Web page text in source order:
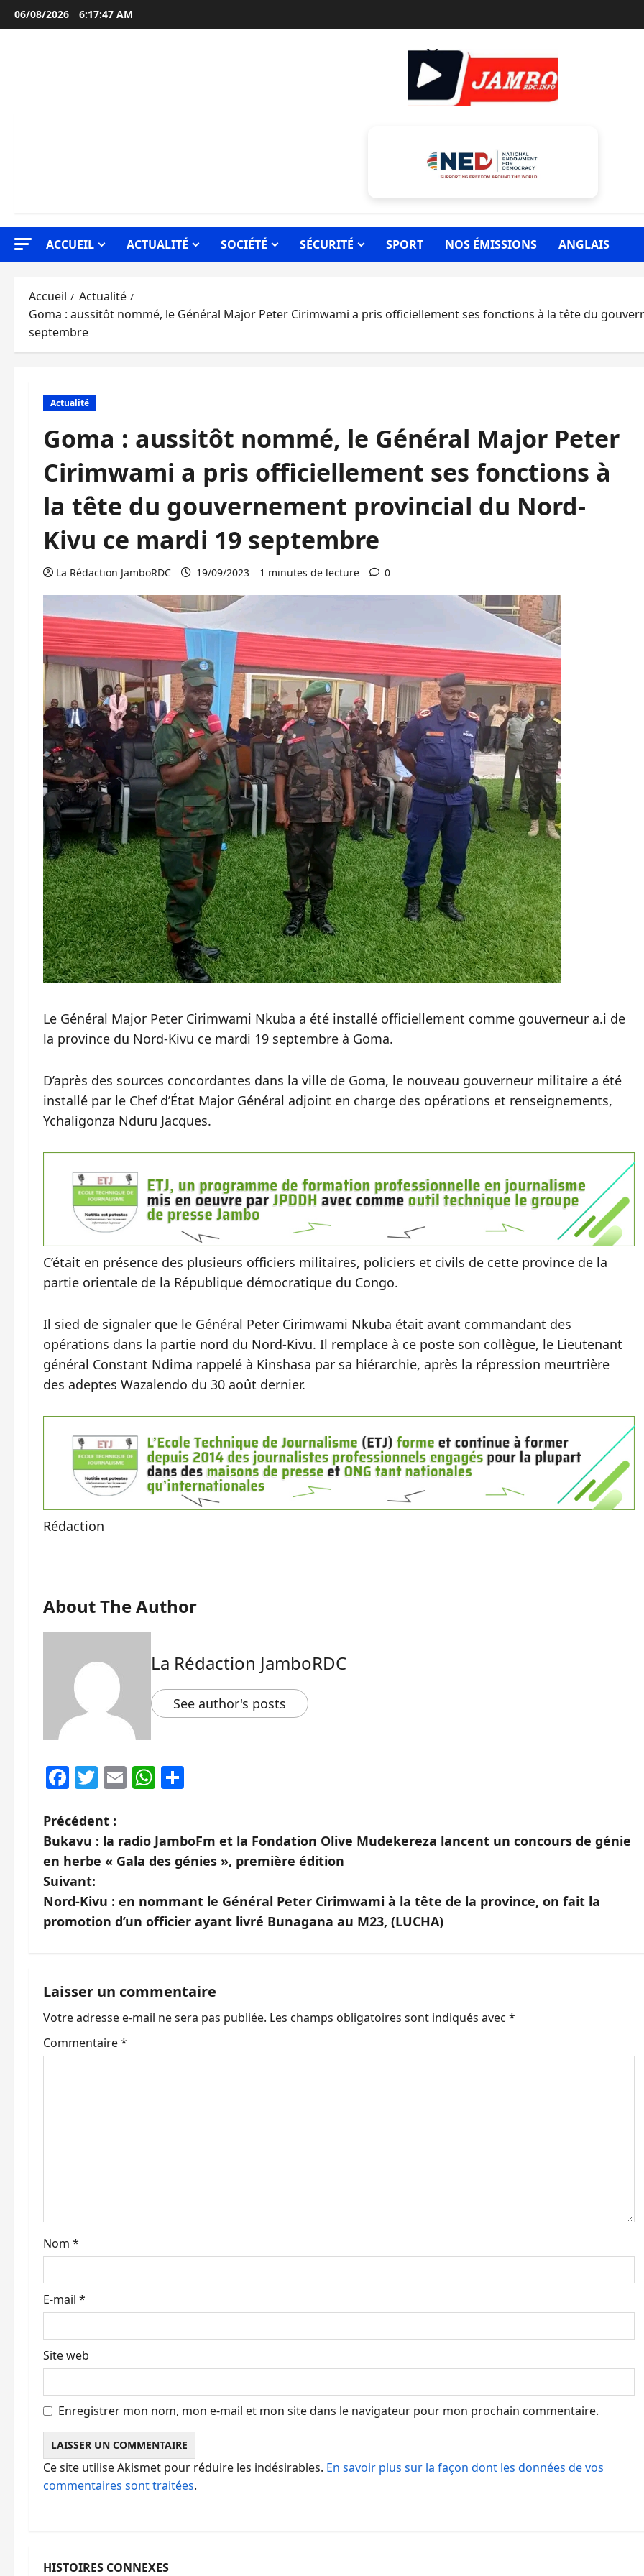
Aller
au
06/08/2026 6:17:48 AM
ACCUEIL ACTUALITÉ SOCIÉTÉ SÉCURITÉ SPORT NOS ÉMISSIONS ANGLAIS
Accueil
Actualité
Goma : aussitôt nommé, le Général Major Peter Cirimwami a pris officiellement ses fonctions à la tête du
septembre
Actualité
Goma : aussitôt nommé, le Général Major Peter
Cirimwami a pris officiellement ses fonctions à
la tête du gouvernement provincial du Nord-
Kivu ce mardi 19 septembre
La Rédaction JamboRDC 19/09/2023 1 minutes de lecture 0
Le Général Major Peter Cirimwami Nkuba a été installé officiellement comme gouverneur a.i de
la province du Nord-Kivu ce mardi 19 septembre à Goma.
D’après des sources concordantes dans la ville de Goma, le nouveau gouverneur militaire a été
installé par le Chef d’État Major Général adjoint en charge des opérations et renseignements,
Ychaligonza Nduru Jacques.
C’était en présence des plusieurs officiers militaires, policiers et civils de cette province de la
partie orientale de la République démocratique du Congo.
Il sied de signaler que le Général Peter Cirimwami Nkuba était avant commandant des
opérations dans la partie nord du Nord-Kivu. Il remplace à ce poste son collègue, le Lieutenant
général Constant Ndima rappelé à Kinshasa par sa hiérarchie, après la répression meurtrière
des adeptes Wazalendo du 30 août dernier.
Rédaction
About The Author
La Rédaction JamboRDC
See author's posts
Facebook
Twitter
EmailWhatsApp
N
a
v
i
t
i
o
r
t
i
c
l
e
Précédent :
Bukavu : la radio JamboFm et la Fondation Olive Mudekereza lancent un concours de génie
en herbe « Gala des génies », première édition
Suivant:
Nord-Kivu : en nommant le Général Peter Cirimwami à la tête de la province, on fait la
promotion d’un officier ayant livré Bunagana au M23, (LUCHA)
Laisser un commentaire
Votre adresse e-mail ne sera pas publiée. Les champs obligatoires sont indiqués avec *
Commentaire*
Nom *
E-mail *
Site web
Enregistrer mon nom, mon e-mail et mon site dans le navigateur pour mon prochain commentaire.
Ce site utilise Akismet pour réduire les indésirables. En savoir plus sur la façon dont les données de vos
commentaires sont traitées.
HISTOIRES CONNEXES